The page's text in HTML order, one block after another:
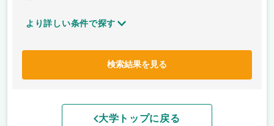
より詳しい条件で探す
検索結果を見る
大学トップに戻る